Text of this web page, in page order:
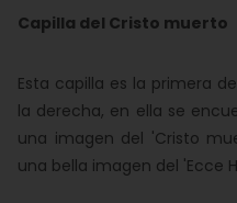
Capilla del Cristo muerto
Esta capilla es la primera
la derecha, en ella se
una imagen del 'Cristo
una bella imagen del 'Ecce